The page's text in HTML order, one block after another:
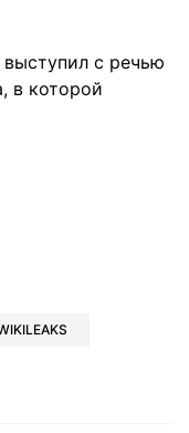
с речью
в которой
X
в Viber
в Whatsapp
в Messenger
в LinkedIn
в Google news
в Viber
в LinkedIn